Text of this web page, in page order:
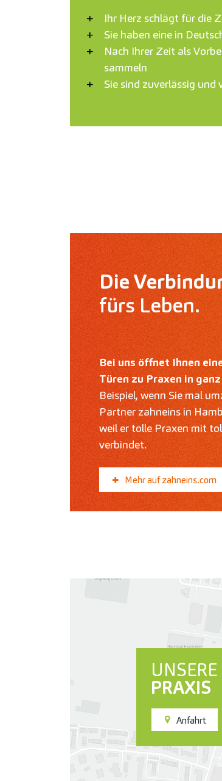
Ihr Herz schlägt für die
Sie haben eine in
Nach Ihrer Zeit als
sammeln
Sie sind zuverlässig
Die
fürs Leben.
Bei uns öffnet Ihnen
Türen zu Praxen in
Beispiel, wenn Sie mal
Partner zahneins in
weil er tolle Praxen mit
verbindet.
Mehr auf zahneins.com
UNSERE
PRAXIS
Anfahrt